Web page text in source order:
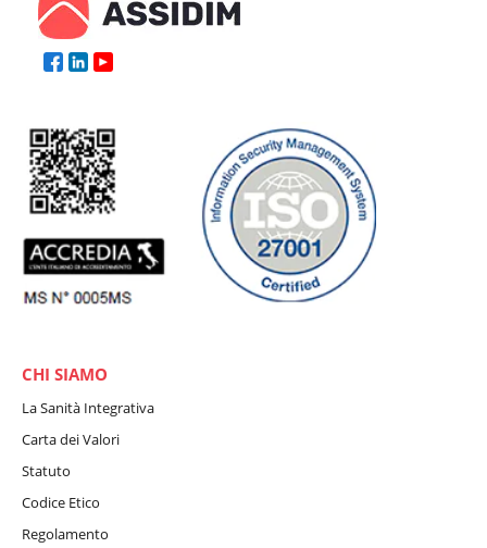
CHI SIAMO
La Sanità Integrativa
Carta dei Valori
Statuto
Codice Etico
Regolamento